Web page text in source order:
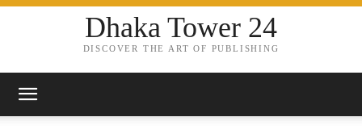
Dhaka Tower 24
DISCOVER THE ART OF PUBLISHING